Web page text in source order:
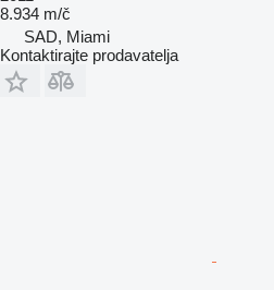
8.934 m/č
SAD, Miami
Kontaktirajte prodavatelja